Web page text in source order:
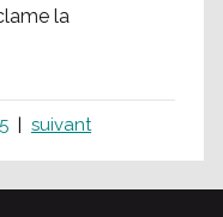
la
5 suivant